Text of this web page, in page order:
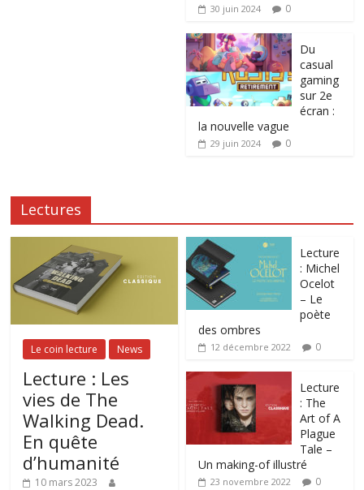
30 juin 2024 0
Du
casual
gaming
sur 2e
écran :
la nouvelle vague
29 juin 2024 0
Lectures
Le coin lecture News
Lecture : Les
vies de The
Walking Dead.
En quête
d’humanité
10 mars 2023
Lecture
: Michel
Ocelot
– Le
poète
des ombres
12 décembre 2022 0
Lecture
: The
Art of A
Plague
Tale –
Un making-of illustré
23 novembre 2022 0